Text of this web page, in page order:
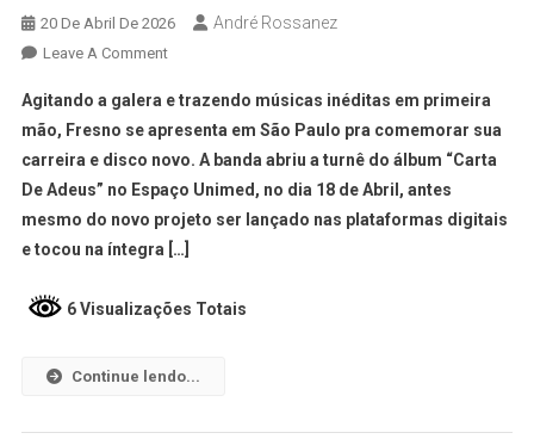
20 De Abril De 2026 André Rossanez
Leave A Comment
Agitando a galera e trazendo músicas inéditas em primeira
mão, Fresno se apresenta em São Paulo pra comemorar sua
carreira e disco novo. A banda abriu a turnê do álbum “Carta
De Adeus” no Espaço Unimed, no dia 18 de Abril, antes
mesmo do novo projeto ser lançado nas plataformas digitais
e tocou na íntegra […]
6 Visualizações Totais
Continue lendo...